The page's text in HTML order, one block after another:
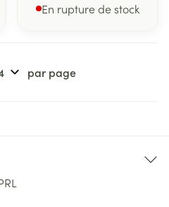
En rupture de stock
par page